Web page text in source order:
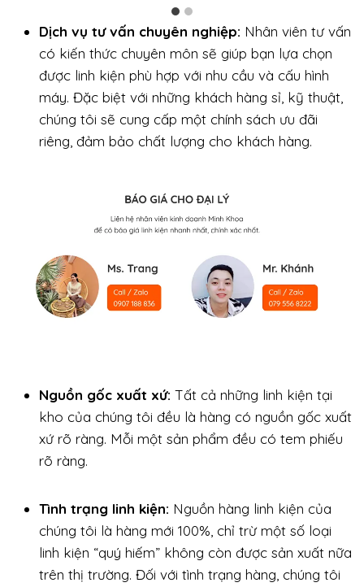
Dịch vụ tư vấn chuyên nghiệp: Nhân viên tư vấn
có kiến thức chuyên môn sẽ giúp bạn lựa chọn
được linh kiện phù hợp với nhu cầu và cấu hình
máy. Đặc biệt với những khách hàng sỉ, kỹ thuật,
chúng tôi sẽ cung cấp một chính sách ưu đãi
riêng, đảm bảo chất lượng cho khách hàng.
Nguồn gốc xuất xứ: Tất cả những linh kiện tại
kho của chúng tôi đều là hàng có nguồn gốc xuất
xứ rõ ràng. Mỗi một sản phẩm đều có tem phiếu
rõ ràng.
Tình trạng linh kiện: Nguồn hàng linh kiện của
chúng tôi là hàng mới 100%, chỉ trừ một số loại
linh kiện “quý hiếm” không còn được sản xuất nữa
trên thị trường. Đối với tình trạng hàng, chúng tôi